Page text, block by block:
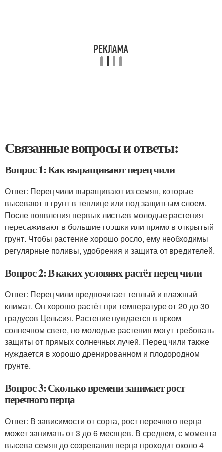
Связанные вопросы и ответы:
Вопрос 1: Как выращивают перец чили
Ответ: Перец чили выращивают из семян, которые
высевают в грунт в теплице или под защитным слоем.
После появления первых листьев молодые растения
пересаживают в большие горшки или прямо в открытый
грунт. Чтобы растение хорошо росло, ему необходимы
регулярные поливы, удобрения и защита от вредителей.
Вопрос 2: В каких условиях растёт перец чили
Ответ: Перец чили предпочитает теплый и влажный
климат. Он хорошо растёт при температуре от 20 до 30
градусов Цельсия. Растение нуждается в ярком
солнечном свете, но молодые растения могут требовать
защиты от прямых солнечных лучей. Перец чили также
нуждается в хорошо дренированном и плодородном
грунте.
Вопрос 3: Сколько времени занимает рост
перечного перца
Ответ: В зависимости от сорта, рост перечного перца
может занимать от 3 до 6 месяцев. В среднем, с момента
высева семян до созревания перца проходит около 4